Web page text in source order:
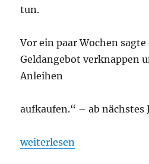
tun.
Vor ein paar Wochen
Geldangebot verknappen
Anleihen
aufkaufen.“ – ab nächstes
„Gold und Silber startet
weiterlesen